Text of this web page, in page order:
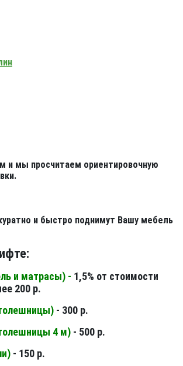
и мы просчитаем ориентировочную
и быстро поднимут Вашу мебель
и матрасы) - 1,5% от стоимости
200 р.
) - 300 р.
4 м) - 500 р.
) - 150 р.